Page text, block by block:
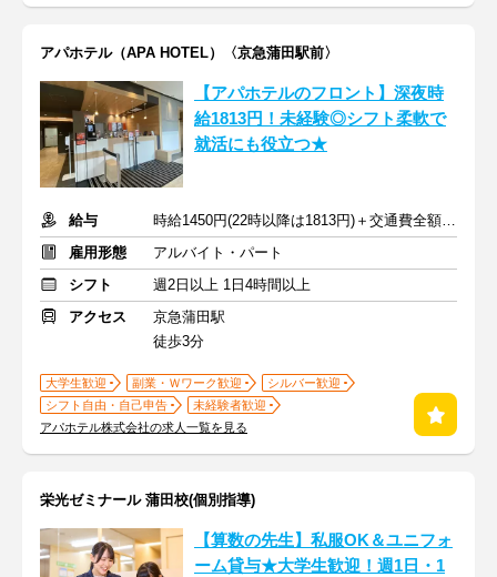
アパホテル（APA HOTEL）〈京急蒲田駅前〉
【アパホテルのフロント】深夜時
給1813円！未経験◎シフト柔軟で
就活にも役立つ★
給与
時給1450円(22時以降は1813円)＋交通費全額支給
雇用形態
アルバイト・パート
シフト
週2日以上 1日4時間以上
アクセス
京急蒲田駅
徒歩3分
大学生歓迎 副業・Ｗワーク歓迎
シルバー歓迎
シフト自由・自己申告
未経験者歓迎
アパホテル株式会社の求人一覧を見る
栄光ゼミナール 蒲田校(個別指導)
【算数の先生】私服OK＆ユニフォ
ーム貸与★大学生歓迎！週1日・1